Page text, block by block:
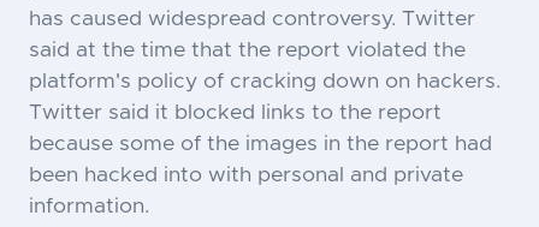
has caused widespread controversy. Twitter
said at the time that the report violated the
platform's policy of cracking down on hackers.
Twitter said it blocked links to the report
because some of the images in the report had
been hacked into with personal and private
information.